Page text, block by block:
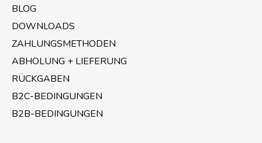
BLOG
DOWNLOADS
ZAHLUNGSMETHODEN
ABHOLUNG + LIEFERUNG
RÜCKGABEN
B2C-BEDINGUNGEN
B2B-BEDINGUNGEN